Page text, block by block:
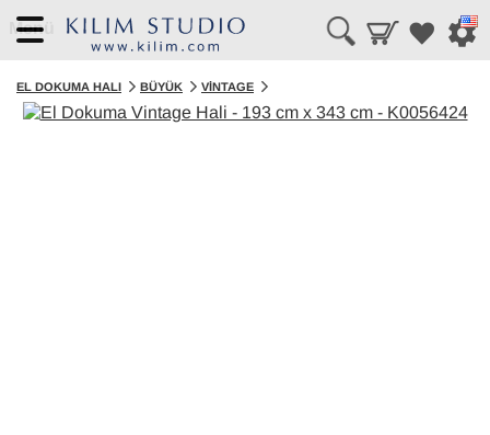
Menü
EL DOKUMA HALI BÜYÜK VINTAGE